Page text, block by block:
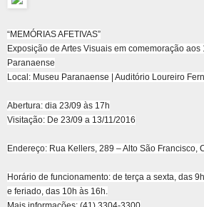
“MEMÓRIAS AFETIVAS”
Exposição de Artes Visuais em comemoração aos
Paranaense
Local: Museu Paranaense | Auditório Loureiro
Abertura: dia 23/09 às 17h
Visitação: De 23/09 a 13/11/2016
Endereço: Rua Kellers, 289 – Alto São Francisco,
Horário de funcionamento: de terça a sexta, das
e feriado, das 10h às 16h.